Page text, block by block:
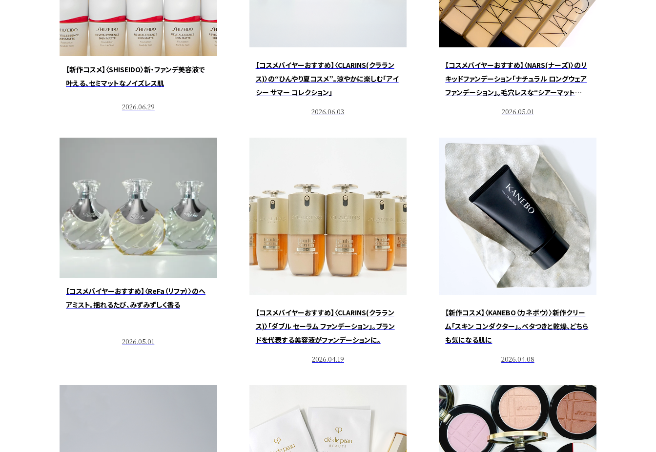
【新作コスメ】〈SHISEIDO〉新・ファンデ美容液で
叶える、セミマットなノイズレス肌
2026.06.29
【コスメバイヤーおすすめ】〈CLARINS(クララン
ス)〉の“ひんやり夏コスメ”。涼やかに楽しむ「アイ
シー サマー コレクション」
2026.06.03
【コスメバイヤーおすすめ】〈NARS(ナーズ)〉のリ
キッドファンデーション「ナチュラル ロングウェア
ファンデーション」。毛穴レスな“シアーマット
2026.05.01
【コスメバイヤーおすすめ】〈ReFa（リファ）〉のヘ
アミスト。揺れるたび、みずみずしく香る
2026.05.01
【コスメバイヤーおすすめ】〈CLARINS(クララン
ス)〉「ダブル セーラム ファンデーション」。ブラン
ドを代表する美容液がファンデーションに。
2026.04.19
【新作コスメ】〈KANEBO（カネボウ）〉新作クリー
ム「スキン コンダクター」。ベタつきと乾燥、どちら
も気になる肌に
2026.04.08